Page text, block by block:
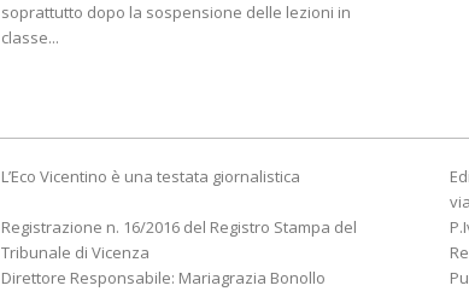
soprattutto dopo la sospensione delle lezioni in
classe...
L’Eco Vicentino è una testata giornalistica
Registrazione n. 16/2016 del Registro Stampa del
Tribunale di Vicenza
Direttore Responsabile: Mariagrazia Bonollo